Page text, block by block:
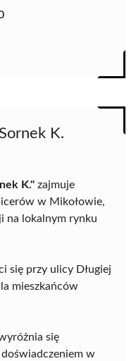
K.
K." zajmuje
w Mikołowie,
na lokalnym rynku
się przy ulicy Długiej
mieszkańców
się
w